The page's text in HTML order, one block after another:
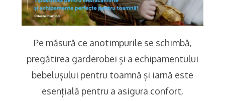
Pe măsură ce anotimpurile se schimbă,
pregătirea garderobei și a echipamentului
bebelușului pentru toamnă și iarnă este
esențială pentru a asigura confort,